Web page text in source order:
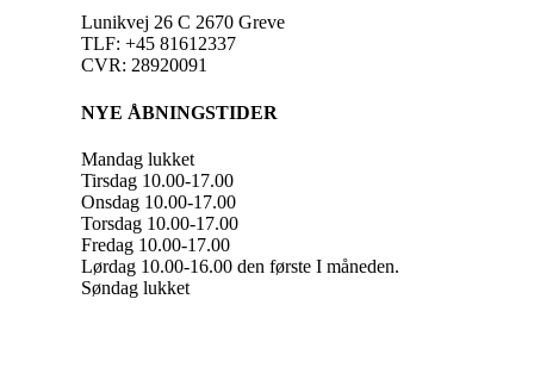
Lunikvej 26 C 2670 Greve
TLF: +45 81612337
CVR: 28920091
NYE ÅBNINGSTIDER
Mandag lukket
Tirsdag 10.00-17.00
Onsdag 10.00-17.00
Torsdag 10.00-17.00
Fredag 10.00-17.00
Lørdag 10.00-16.00 den første I måneden.
Søndag lukket